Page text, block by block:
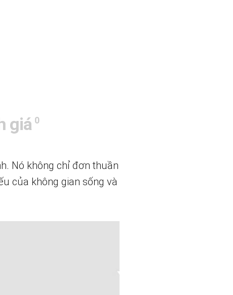
giá 0
Nó không chỉ đơn thuần
của không gian sống và